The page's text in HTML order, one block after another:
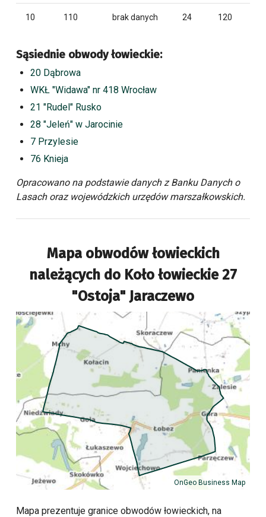
Mapa obwodów łowieckich
należących do Koło łowieckie 27
"Ostoja" Jaraczewo
OnGeo Business Map
Mapa prezentuje granice obwodów łowieckich, na
10 110 brak danych 24 120
Sąsiednie obwody łowieckie:
20 Dąbrowa
WKŁ "Widawa" nr 418 Wrocław
21 "Rudel" Rusko
28 "Jeleń" w Jarocinie
7 Przylesie
76 Knieja
Opracowano na podstawie danych z Banku Danych o
Lasach oraz wojewódzkich urzędów marszałkowskich.